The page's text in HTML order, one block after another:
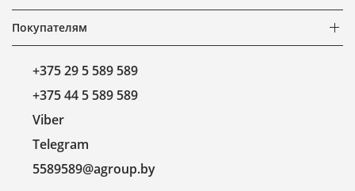
Покупателям
+375 29 5 589 589
+375 44 5 589 589
Viber
Telegram
5589589@agroup.by